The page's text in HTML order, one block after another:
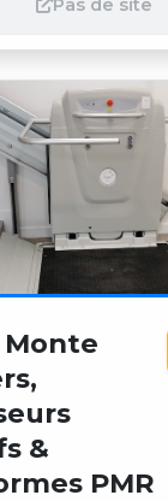
Pas de site
Monte
&
PMR